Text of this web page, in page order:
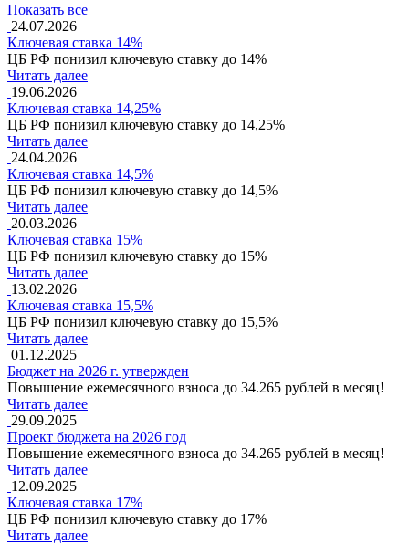
Показать все
24.07.2026
Ключевая ставка 14%
ЦБ РФ понизил ключевую ставку до 14%
Читать далее
19.06.2026
Ключевая ставка 14,25%
ЦБ РФ понизил ключевую ставку до 14,25%
Читать далее
24.04.2026
Ключевая ставка 14,5%
ЦБ РФ понизил ключевую ставку до 14,5%
Читать далее
20.03.2026
Ключевая ставка 15%
ЦБ РФ понизил ключевую ставку до 15%
Читать далее
13.02.2026
Ключевая ставка 15,5%
ЦБ РФ понизил ключевую ставку до 15,5%
Читать далее
01.12.2025
Бюджет на 2026 г. утвержден
Повышение ежемесячного взноса до 34.265 рублей в месяц!
Читать далее
29.09.2025
Проект бюджета на 2026 год
Повышение ежемесячного взноса до 34.265 рублей в месяц!
Читать далее
12.09.2025
Ключевая ставка 17%
ЦБ РФ понизил ключевую ставку до 17%
Читать далее